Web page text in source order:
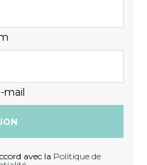
mail
avec la Politique de